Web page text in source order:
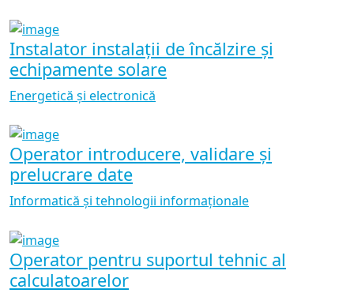
Instalator instalații de încălzire și
echipamente solare
Energetică și electronică
Operator introducere, validare și
prelucrare date
Informatică și tehnologii informaționale
Operator pentru suportul tehnic al
calculatoarelor